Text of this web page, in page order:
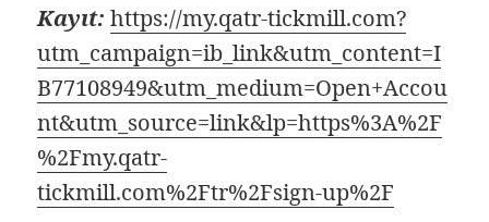
Kayıt: https://my.qatr-tickmill.com?
utm_campaign=ib_link&utm_content=I
B77108949&utm_medium=Open+Accou
nt&utm_source=link&lp=https%3A%2F
%2Fmy.qatr-
tickmill.com%2Ftr%2Fsign-up%2F